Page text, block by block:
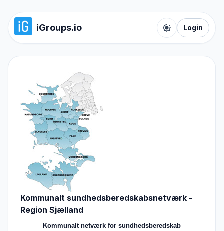
iGroups.io
Toggle color
Login
Kommunalt sundhedsberedskabsnetværk -
Region Sjælland
Kommunalt netværk for sundhedsberedskab